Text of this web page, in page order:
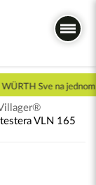
Sve na jednom
VLN 165